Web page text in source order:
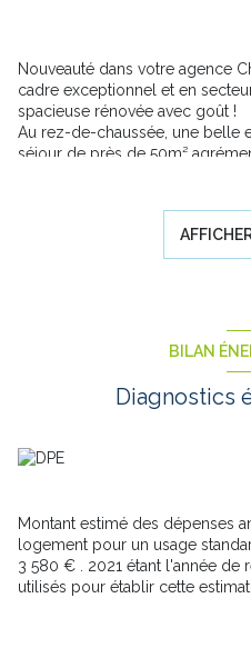
Nouveauté dans votre agence
cadre exceptionnel et en
spacieuse rénovée avec goût !
Au rez-de-chaussée, une belle
séjour de près de 50m²
A l'étage, une mezzanine aux
chambres dont une avec salle
avec 2 dépendances.
COEUR assuré !!!
Les informations sur les
www.georisques.gouv.fr
BILAN
Diagnostics
Montant estimé des dépenses
logement pour un usage
3 580 € . 2021 étant l'année de
utilisés pour établir cette